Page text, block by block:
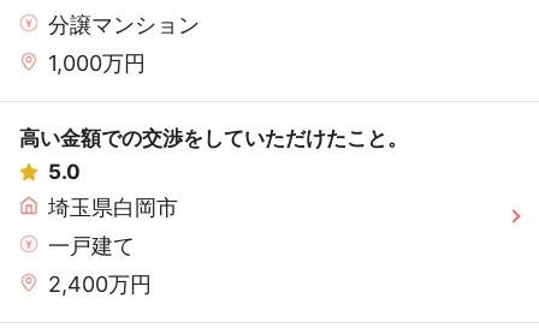
分譲マンション
1,000万円
高い金額での交渉をしていただけたこと。
5.0
埼玉県白岡市
一戸建て
2,400万円